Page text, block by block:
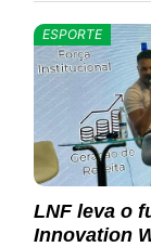
ESPORTE
LNF leva o
Innovation